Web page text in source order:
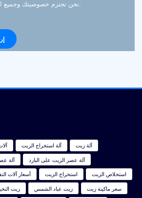
نحن نحترم خصوصيتك وجميع المعلومات محمية.
آلة استخراج الزيت
آلة زيت
آلة
آلة عصر الزيت على البارد
أسعار آلات استخراج الزيت
استخلاص الزيت
زيت زيت عباد الشمس
سعر ماكينة زيت